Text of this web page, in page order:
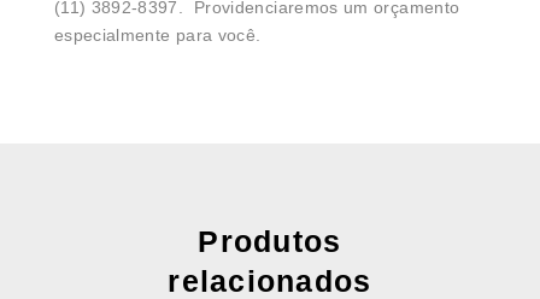
(11) 3892-8397. Providenciaremos um orçamento
especialmente para você.
Produtos
relacionados